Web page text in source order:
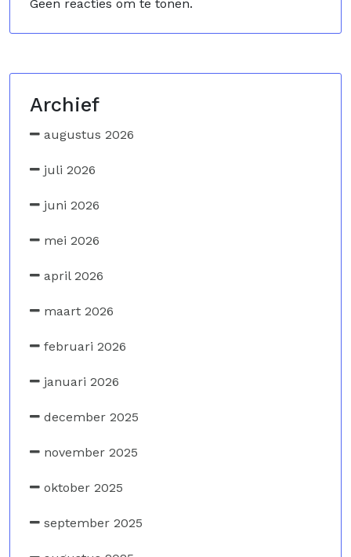
Geen reacties om te tonen.
Archief
augustus 2026
juli 2026
juni 2026
mei 2026
april 2026
maart 2026
februari 2026
januari 2026
december 2025
november 2025
oktober 2025
september 2025